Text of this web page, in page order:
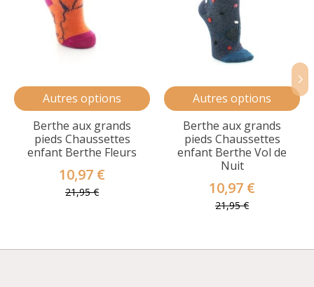
Autres options
Berthe aux grands
pieds Chaussettes
enfant Berthe Fleurs
10,97 €
21,95 €
Autres options
Berthe aux grands
pieds Chaussettes
enfant Berthe Vol de
Nuit
10,97 €
21,95 €